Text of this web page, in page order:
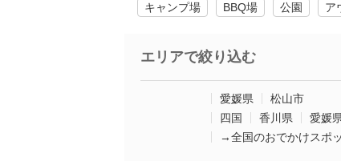
キャンプ場 BBQ場 公園 ア
エリアで絞り込む
愛媛県
松山市
四国
香川県 愛媛
→全国のおでかけスポ